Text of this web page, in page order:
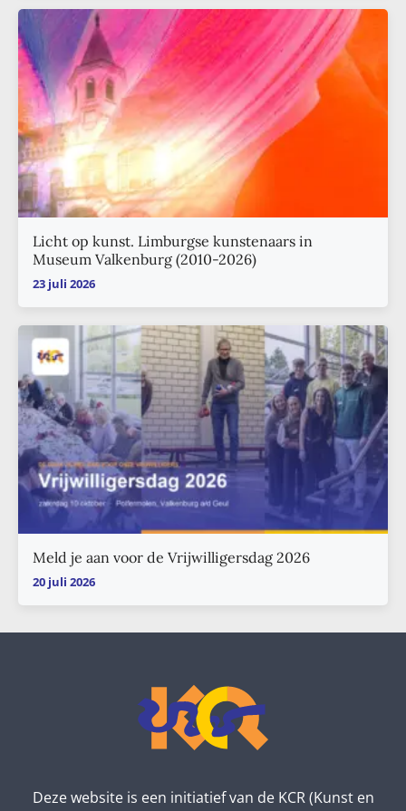
Licht op kunst. Limburgse kunstenaars in
Museum Valkenburg (2010-2026)
23 juli 2026
Meld je aan voor de Vrijwilligersdag 2026
20 juli 2026
Deze website is een initiatief van de KCR (Kunst en